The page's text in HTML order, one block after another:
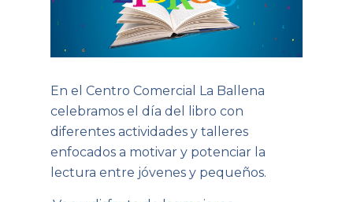
En el Centro Comercial La Ballena
celebramos el día del libro con
diferentes actividades y talleres
enfocados a motivar y potenciar la
lectura entre jóvenes y pequeños.